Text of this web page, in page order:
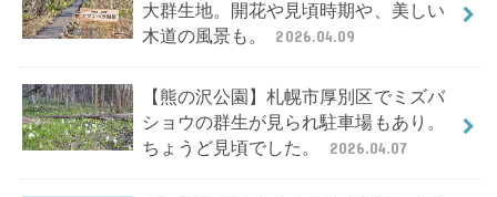
大群生地。開花や見頃時期や、美しい
木道の風景も。
2026.04.09
【熊の沢公園】札幌市厚別区でミズバ
ショウの群生が見られ駐車場もあり。
ちょうど見頃でした。
2026.04.07